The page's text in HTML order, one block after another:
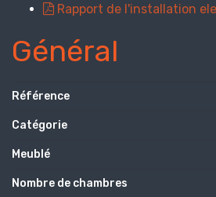
Rapport de l'installation
Général
Référence
Catégorie
Meublé
Nombre de chambres